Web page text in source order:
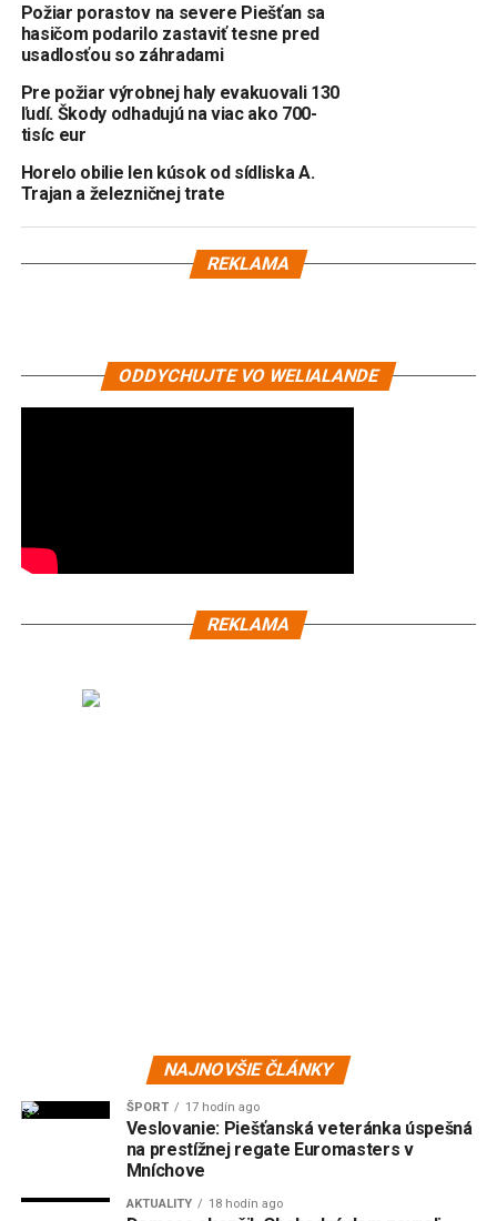
Požiar porastov na severe Piešťan sa
hasičom podarilo zastaviť tesne pred
usadlosťou so záhradami
Pre požiar výrobnej haly evakuovali 130
ľudí. Škody odhadujú na viac ako 700-
tisíc eur
Horelo obilie len kúsok od sídliska A.
Trajan a železničnej trate
REKLAMA
ODDYCHUJTE VO WELIALANDE
REKLAMA
NAJNOVŠIE ČLÁNKY
ŠPORT 17 hodín ago
Veslovanie: Piešťanská veteránka úspešná
na prestížnej regate Euromasters v
Mníchove
AKTUALITY 18 hodín ago